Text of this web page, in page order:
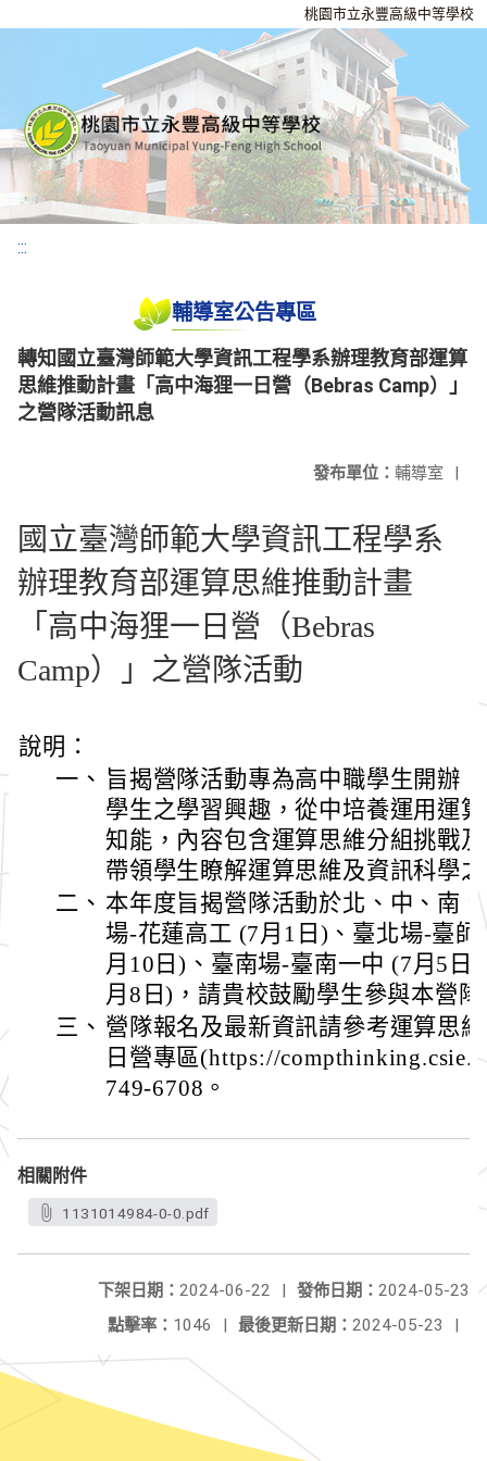
桃園市立永豐高級中等學校
:::
輔導室公告專區
轉知國立臺灣師範大學資訊工程學系辦理教育部運算
思維推動計畫「高中海狸一日營（Bebras Camp）」
之營隊活動訊息
發布單位： 輔導室 |
國立臺灣師範大學資訊工程學系
辦理教育部運算思維推動計畫
「高中海狸一日營（Bebras
Camp）」之營隊活動
說明：
一、 旨揭營隊活動專為高中職學生開辦
學生之學習興趣，從中培養運用運
知能，內容包含運算思維分組挑戰
帶領學生瞭解運算思維及資訊科學
二、 本年度旨揭營隊活動於北、中、南
場-花蓮高工 (7月1日)、臺北場-臺
月10日)、臺南場-臺南一中 (7月5日
月8日)，請貴校鼓勵學生參與本營
三、 營隊報名及最新資訊請參考運算思
日營專區(https://
749-6708。
相關附件
1131014984-0-0.pdf
發佈日期： 2024-05-23
下架日期： 2024-06-22
|
最後更新日期： 2024-05-23 |
點擊率： 1046 |